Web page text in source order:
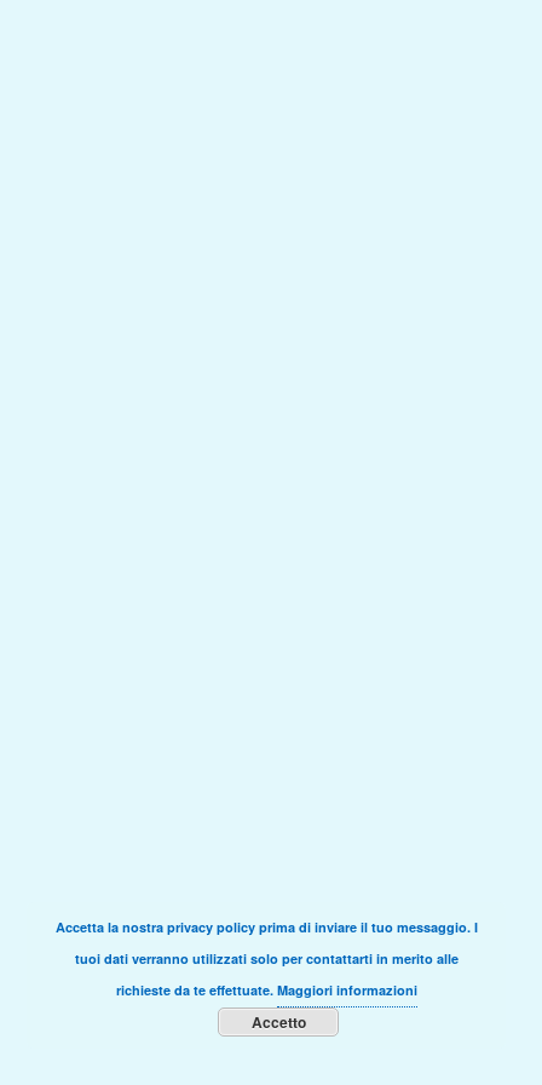
Accetta la nostra privacy policy prima di inviare il tuo messaggio. I
tuoi dati verranno utilizzati solo per contattarti in merito alle
richieste da te effettuate. Maggiori informazioni
Accetto